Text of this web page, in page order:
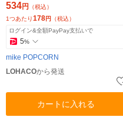
534円
（税込）
1つあたり178円 （税込）
ログイン&全額PayPay支払いで
5%
mike POPCORN
LOHACOから発送
カートに入れる